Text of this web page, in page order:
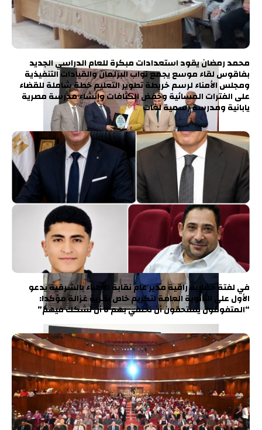
محمد رمضان يقود استعدادات مبكرة للعام الدراسي الجديد
بفاقوس لقاء موسع يجمع نواب البرلمان والقيادات التنفيذية
ومجلس الأمناء لرسم خريطة تطوير التعليم خطة شاملة للقضاء
على الفترات المسائية وخفض الكثافات وإنشاء مدرسة مصرية
يابانية ومدرسة رسمية لغات
في لفتة حضارية راقية مدير عام نقابة الأطباء بالشرقية يدعو
الأول على الثانوية العامة لتكريم خاص بقرية غزالة مؤكدا:
“المتفوقون يستحقون أن نحتفي بهم لا أن نشكك فيهم”